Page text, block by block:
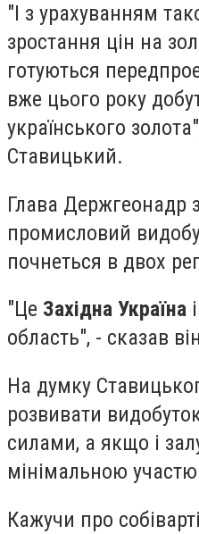
"І з урахуванням
зростання цін на
готуються
вже цього року
українського
Ставицький.
Глава Держгеонадр
промисловий
почнеться в двох
"Це Західна Україна
область", - сказав
На думку
розвивати
силами, а якщо і
мінімальною
Кажучи про